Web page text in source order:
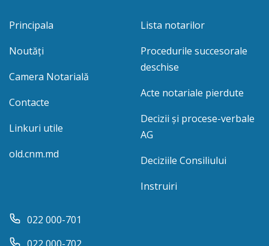
Principala
Noutăți
Camera Notarială
Contacte
Linkuri utile
old.cnm.md
Lista notarilor
Procedurile succesorale
deschise
Acte notariale pierdute
Decizii și procese-verbale
AG
Deciziile Consiliului
Instruiri
022 000-701